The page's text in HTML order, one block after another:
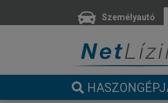
Személyautó